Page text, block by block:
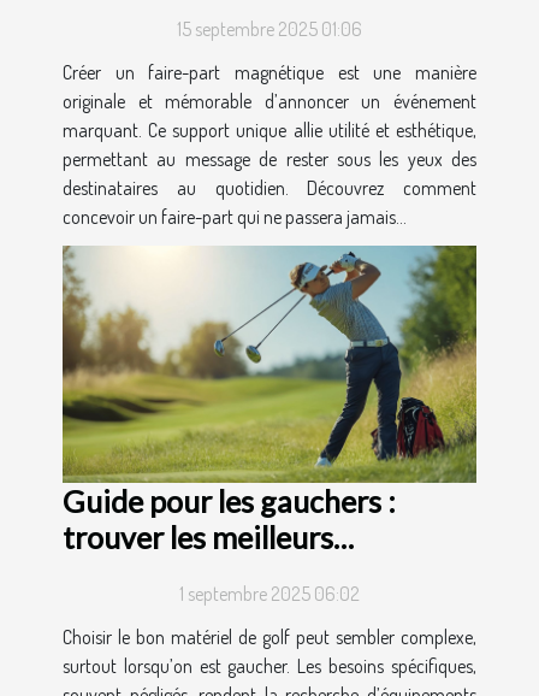
15 septembre 2025 01:06
Créer un faire-part magnétique est une manière
originale et mémorable d’annoncer un événement
marquant. Ce support unique allie utilité et esthétique,
permettant au message de rester sous les yeux des
destinataires au quotidien. Découvrez comment
concevoir un faire-part qui ne passera jamais...
Guide pour les gauchers :
trouver les meilleurs
1 septembre 2025 06:02
Choisir le bon matériel de golf peut sembler complexe,
surtout lorsqu’on est gaucher. Les besoins spécifiques,